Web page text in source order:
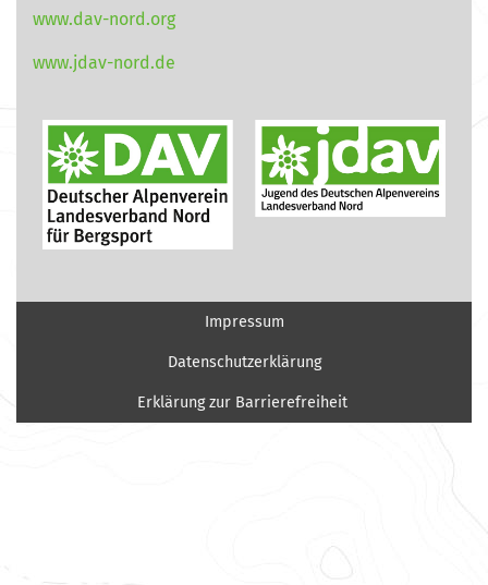
www.dav-nord.org
www.jdav-nord.de
Impressum
Datenschutzerklärung
Erklärung zur Barrierefreiheit